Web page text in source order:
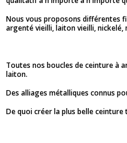
Nous vous proposons différentes
argenté vieilli, laiton vieilli, nickelé,
Toutes nos boucles de ceinture à
laiton.
Des alliages métalliques connus
De quoi créer la plus belle